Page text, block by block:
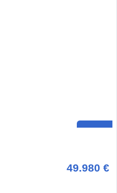
49.980 €